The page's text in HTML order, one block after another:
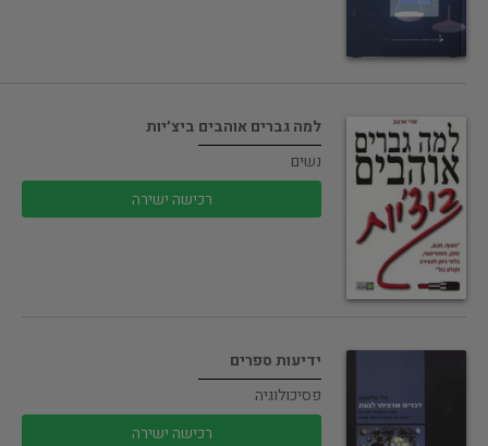
למה גברים אוהבים ביצ׳יות
נשים
רכישה ישירה
ידיעות ספרים
פסיכולוגיה
רכישה ישירה